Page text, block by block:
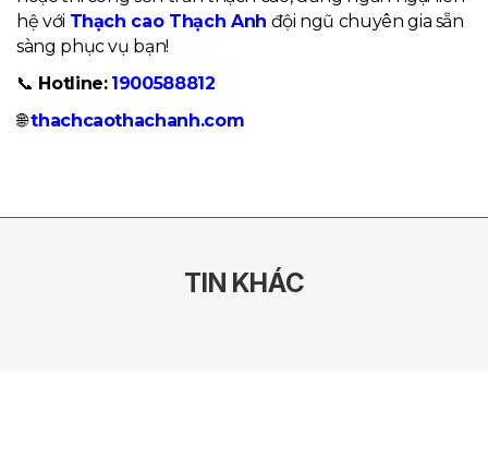
hệ với Thạch cao Thạch Anh đội ngũ chuyên gia sẵn
sàng phục vụ bạn!
📞 Hotline: 1900588812
🌐thachcaothachanh.com
TIN KHÁC